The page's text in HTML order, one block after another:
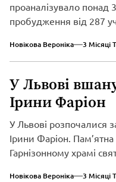
проаналізувало понад
пробудження від 287
Новікова Вероніка 3 Місяці
У Львові
Ірини Фаріон
У Львові розпочалися
Ірини Фаріон.
Гарнізонному храмі
Новікова Вероніка 3 Місяці